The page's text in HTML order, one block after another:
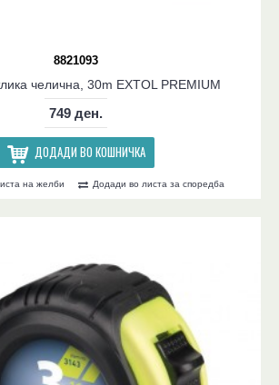
8821093
челична, 30m EXTOL PREMIUM
749 ден.
ДОДАДИ ВО КОШНИЧКА
на желби Додади во листа за споредба